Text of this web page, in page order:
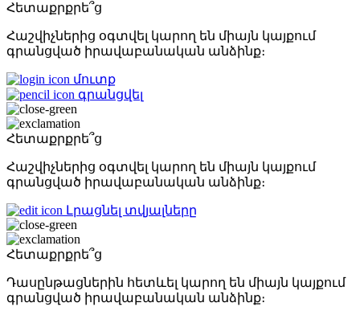
Հետաքրքրե՞ց
Հաշվիչներից օգտվել կարող են միայն կայքում
գրանցված իրավաբանական անձինք։
մուտք
գրանցվել
Հետաքրքրե՞ց
Հաշվիչներից օգտվել կարող են միայն կայքում
գրանցված իրավաբանական անձինք։
Լրացնել տվյալները
Հետաքրքրե՞ց
Դասընթացներին հետևել կարող են միայն կայքում
գրանցված իրավաբանական անձինք։